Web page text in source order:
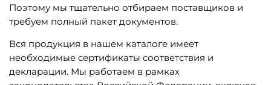
Поэтому мы тщательно отбираем поставщиков и
требуем полный пакет документов.
Вся продукция в нашем каталоге имеет
необходимые сертификаты соответствия и
декларации. Мы работаем в рамках